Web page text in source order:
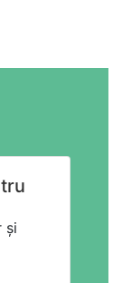
și